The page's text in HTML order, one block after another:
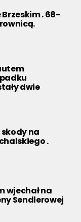
. 68-
dwie
na
.
wjechał na
Sendlerowej